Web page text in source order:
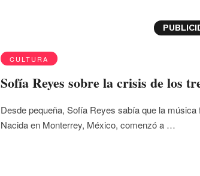
CULTURA
Sofía Reyes sobre la crisis de los
Desde pequeña, Sofía Reyes sabía que la
Nacida en Monterrey, México, comenzó a …